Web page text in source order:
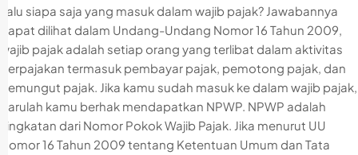
Lalu siapa saja yang masuk dalam wajib pajak? Jawabannya
dapat dilihat dalam Undang-Undang Nomor 16 Tahun 2009,
wajib pajak adalah setiap orang yang terlibat dalam aktivitas
perpajakan termasuk pembayar pajak, pemotong pajak, dan
pemungut pajak. Jika kamu sudah masuk ke dalam wajib pajak,
barulah kamu berhak mendapatkan NPWP. NPWP adalah
singkatan dari Nomor Pokok Wajib Pajak. Jika menurut UU
Nomor 16 Tahun 2009 tentang Ketentuan Umum dan Tata